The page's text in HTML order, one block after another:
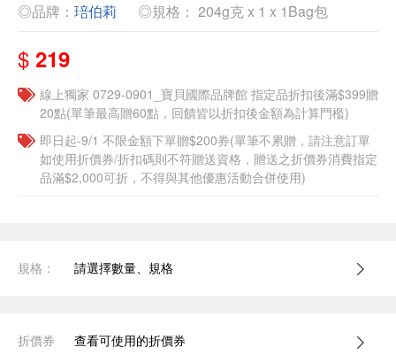
◎品牌： 琣伯莉 ◎規格： 204g克 x 1 x 1Bag包
$ 219
線上獨家 0729-0901_寶貝國際品牌館​ ​​指定品折扣後滿$399贈
20點(單筆最高贈60點，回饋皆以折扣後金額為計算門檻)
即日起-9/1 不限金額下單贈$200券(單筆不累贈，請注意訂單
如使用折價券/折扣碼則不符贈送資格，贈送之折價券消費指定
品滿$2,000可折，不得與其他優惠活動合併使用)
規格： 請選擇數量、規格
折價券 查看可使用的折價券